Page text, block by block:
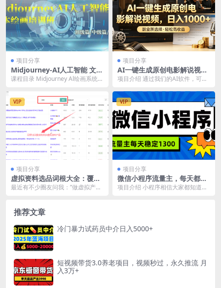
项目分享
Midjourney-AI人工智能 文本
绘画培训班：初级篇/中级篇/
课程目录 Midjourney Al绘画系统课
项目分享
AI一键生成原创电影解说视
频，日入1000+！
项目介绍 通过我们的AI软件，可以
几分钟就可以生成...
VIP
项目分享
虚拟资料选品词根大全：覆盖
20+全行业的掘金指南
最近有不少圈友问我：”做虚拟产
VIP
项目分享
微信小程序流量主，每天都是
1300
项目介绍 小程序相信大家都知道是
推荐文章
冷门暴力试药员中介日入5000+
短视频带货3.0养老项目，视频秒过，永久推流 月
入3万+